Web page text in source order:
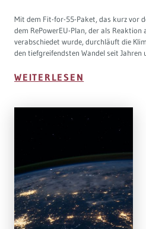
Mit dem Fit-for-55-Paket, das kurz vor
dem RePowerEU-Plan, der als Reaktion
verabschiedet wurde, durchläuft die
den tiefgreifendsten Wandel seit Jahren
WEITERLESEN